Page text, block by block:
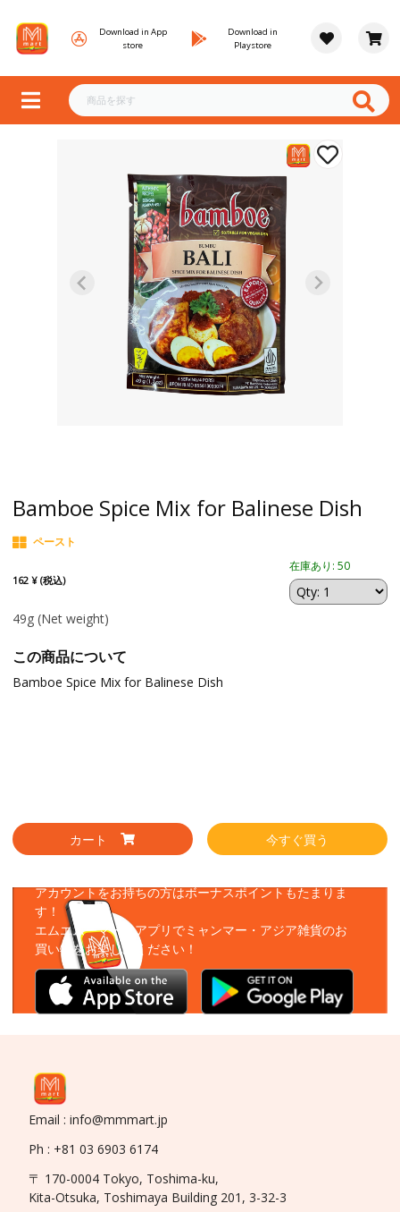
Download in App
store
Download in
Playstore
Bamboe Spice Mix for Balinese Dish
ペースト
162 ¥ (税込)
在庫あり: 50
49g (Net weight)
この商品について
Bamboe Spice Mix for Balinese Dish
カート 今すぐ買う
アカウントをお持ちの方はボーナスポイントもたまりま
す！
エムエムーマートアプリでミャンマー・アジア雑貨のお
買い物をお楽しみください！
Email : info@mmmart.jp
Ph : +81 03 6903 6174
〒 170-0004 Tokyo, Toshima-ku,
Kita-Otsuka, Toshimaya Building 201, 3-32-3